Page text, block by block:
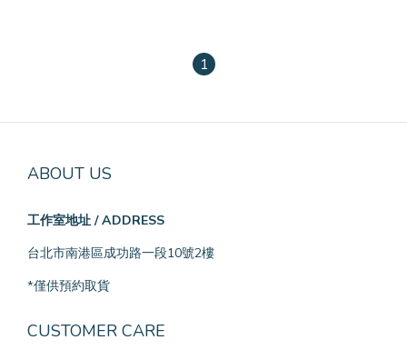
1
ABOUT US
工作室地址 / ADDRESS
台北市南港區成功路一段10號2樓
*僅供預約取貨
CUSTOMER CARE